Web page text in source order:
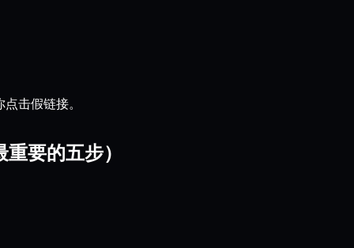
击假链接。
要的五步）